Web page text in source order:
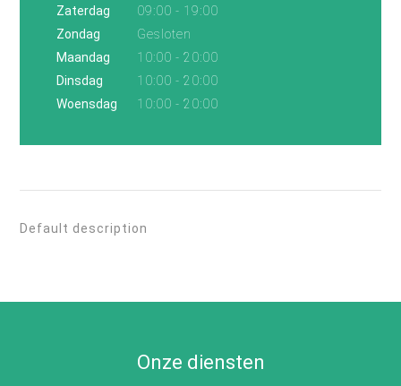
Zaterdag
09:00 - 19:00
Zondag
Gesloten
Maandag
10:00 - 20:00
Dinsdag
10:00 - 20:00
Woensdag
10:00 - 20:00
Default description
Onze diensten